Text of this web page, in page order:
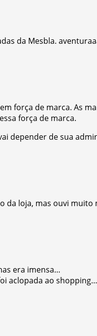
da Mesbla.
força de marca. As
força de marca.
depender de sua
da loja, mas ouvi muito
era imensa…
aclopada ao shopping…